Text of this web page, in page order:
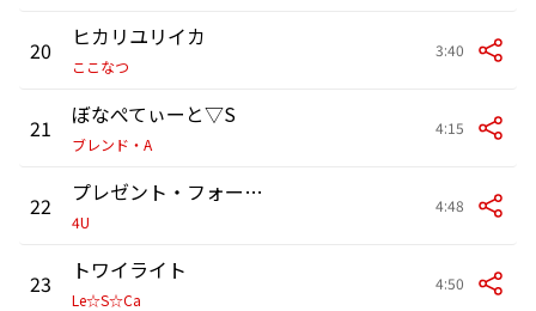
20 ヒカリユリイカ
ここなつ
3:40
21 ぼなぺてぃーと▽S
ブレンド・A
4:15
22 プレゼント・フォー・ユー
4U
4:48
23 トワイライト
Le☆S☆Ca
4:50